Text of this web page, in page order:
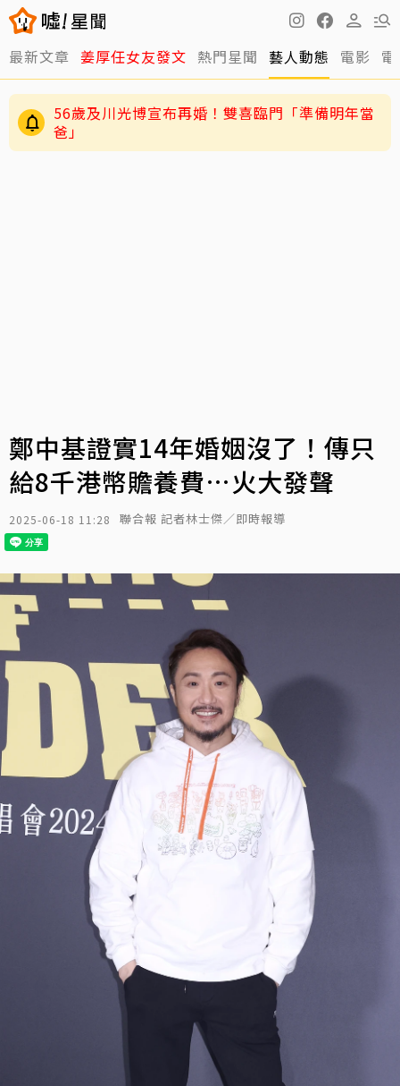
最新文章 姜厚任女友發文 熱門星聞 藝人動態 電影
56歲及川光博宣布再婚！雙喜臨門「準備明年當
爸」
鄭中基證實14年婚姻沒了！傳只
給8千港幣贍養費…火大發聲
2025-06-18 11:28 聯合報 記者林士傑／即時報導